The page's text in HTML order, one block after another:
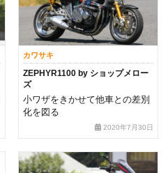
カワサキ
ZEPHYR1100 by ショップメロー
ズ
小ワザをきかせて他車との差別
化を図る
2020年7月30日